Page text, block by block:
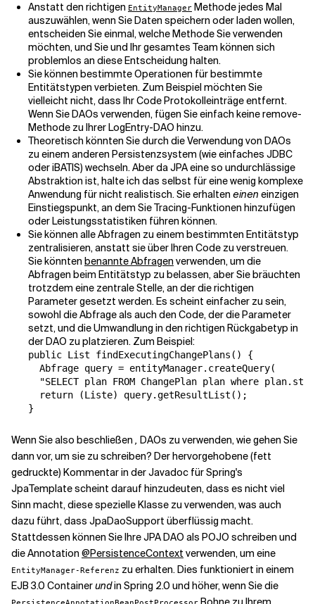
Anstatt den richtigen EntityManager Methode jedes Mal
auszuwählen, wenn Sie Daten speichern oder laden wollen,
entscheiden Sie einmal, welche Methode Sie verwenden
möchten, und Sie und Ihr gesamtes Team können sich
problemlos an diese Entscheidung halten.
Sie können bestimmte Operationen für bestimmte
Entitätstypen verbieten. Zum Beispiel möchten Sie
vielleicht nicht, dass Ihr Code Protokolleinträge entfernt.
Wenn Sie DAOs verwenden, fügen Sie einfach keine remove-
Methode zu Ihrer LogEntry-DAO hinzu.
Theoretisch könnten Sie durch die Verwendung von DAOs
zu einem anderen Persistenzsystem (wie einfaches JDBC
oder iBATIS) wechseln. Aber da JPA eine so undurchlässige
Abstraktion ist, halte ich das selbst für eine wenig komplexe
Anwendung für nicht realistisch. Sie erhalten einen einzigen
Einstiegspunkt, an dem Sie Tracing-Funktionen hinzufügen
oder Leistungsstatistiken führen können.
Sie können alle Abfragen zu einem bestimmten Entitätstyp
zentralisieren, anstatt sie über Ihren Code zu verstreuen.
Sie könnten benannte Abfragen verwenden, um die
Abfragen beim Entitätstyp zu belassen, aber Sie bräuchten
trotzdem eine zentrale Stelle, an der die richtigen
Parameter gesetzt werden. Es scheint einfacher zu sein,
sowohl die Abfrage als auch den Code, der die Parameter
setzt, und die Umwandlung in den richtigen Rückgabetyp in
der DAO zu platzieren. Zum Beispiel:
public List findExecutingChangePlans() {
  Abfrage query = entityManager.createQuery(
"SELECT plan FROM ChangePlan plan where
  return (Liste) query.getResultList();
}
Wenn Sie also beschließen , DAOs zu verwenden, wie gehen Sie
dann vor, um sie zu schreiben? Der hervorgehobene (fett
gedruckte) Kommentar in der Javadoc für Spring's
JpaTemplatescheint darauf hinzudeuten, dass es nicht viel
Sinn macht, diese spezielle Klasse zu verwenden, was auch
dazu führt, dass JpaDaoSupport überflüssig macht.
Stattdessen können Sie Ihre JPA DAO als POJO schreiben und
die Annotation @PersistenceContext verwenden, um eine
EntityManager-Referenz zu erhalten. Dies funktioniert in einem
EJB 3.0 Containerundin Spring 2.0 und höher, wenn Sie die